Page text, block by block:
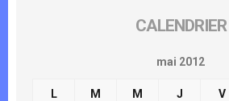
CALENDRIER
mai 2012
L M M J V